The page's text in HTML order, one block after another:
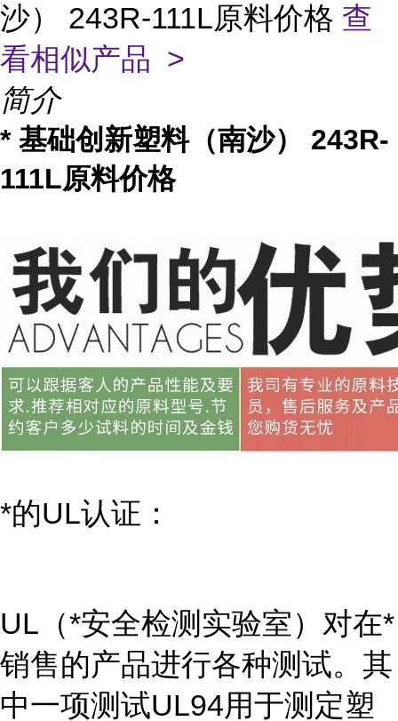
沙） 243R-111L原料价格 查
看相似产品 >
简介
* 基础创新塑料（南沙） 243R-
111L原料价格
*的UL认证：
UL（*安全检测实验室）对在*
销售的产品进行各种测试。其
中一项测试UL94用于测定塑